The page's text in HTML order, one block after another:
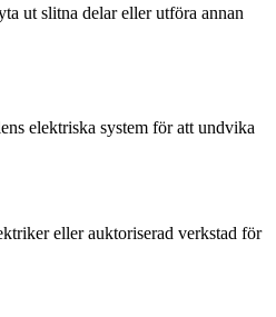
ut slitna delar eller utföra annan
elektriska system för att undvika
eller auktoriserad verkstad för